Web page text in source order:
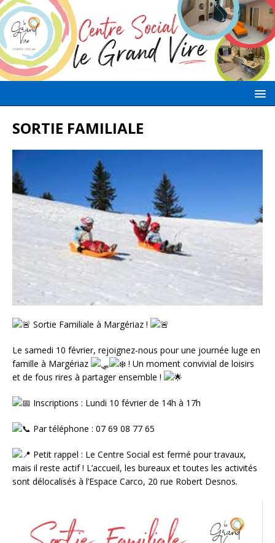
SORTIE FAMILIALE
Sortie Familiale à Margériaz !
Le samedi 10 février, rejoignez-nous pour une journée luge en
famille à Margériaz
! Un moment convivial de loisirs
et de fous rires à partager ensemble !
Inscriptions : Lundi 10 février de 14h à 17h
Par téléphone : 07 69 08 77 65
Petit rappel : Le Centre Social est fermé pour travaux,
mais il reste actif ! L’accueil, les bureaux et toutes les activités
sont délocalisés à l’Espace Carco, 20 rue Robert Desnos.